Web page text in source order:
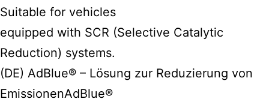
Suitable for vehicles
equipped with SCR (Selective Catalytic
Reduction) systems.
(DE) AdBlue® – Lösung zur Reduzierung von
EmissionenAdBlue®